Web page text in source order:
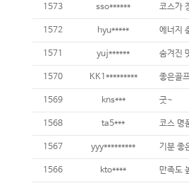
1573 sso****** 코스가
1572 hyu***** 에너지
1571 yuj****** 숨겨진
1570 KK1*********
1569 kns*** 굿~
1568 ta5***
1567 yyy********* 기분 좋
1566 kto**** 만족도